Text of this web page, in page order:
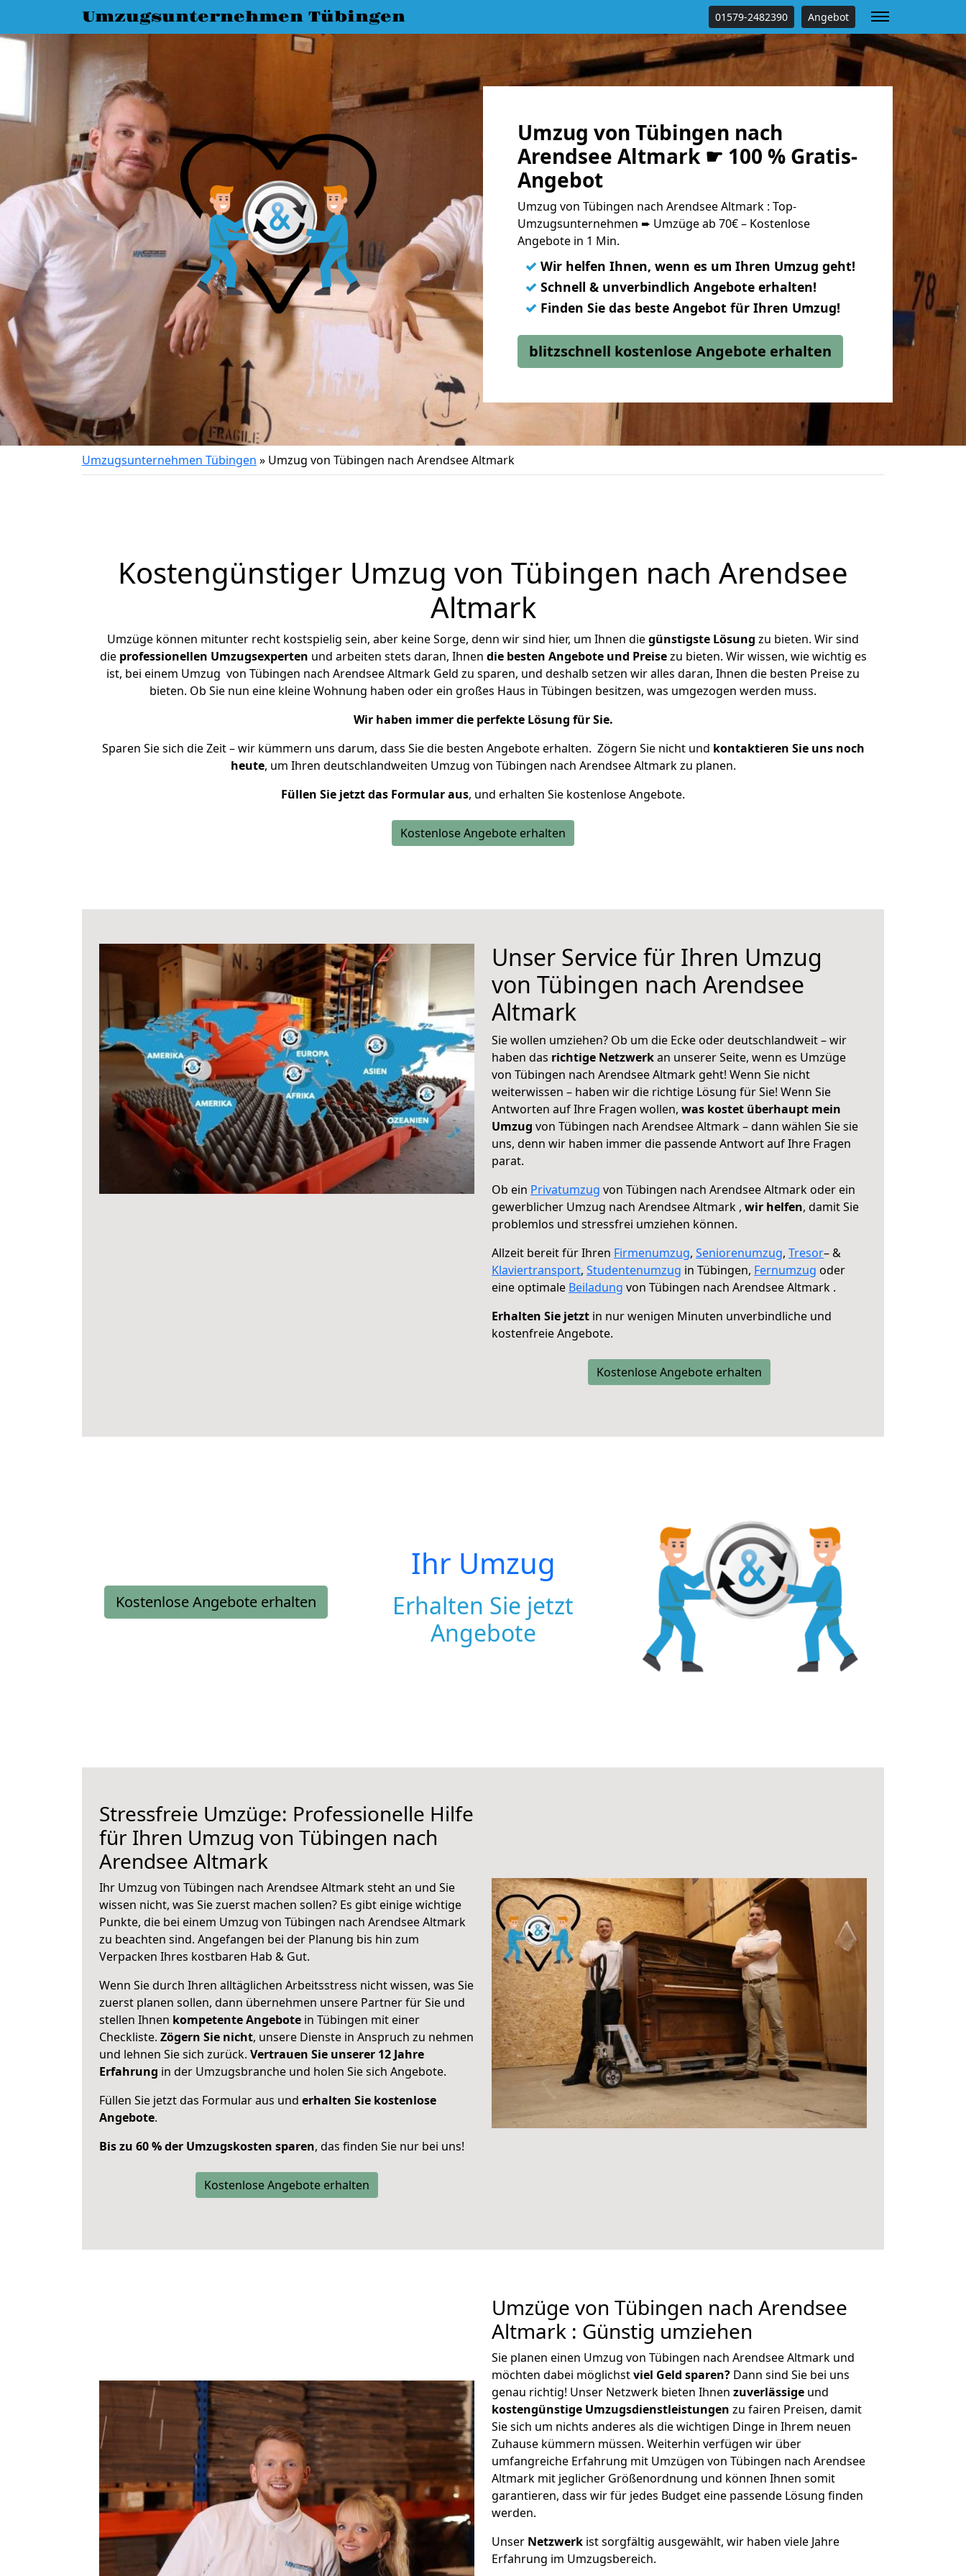
Umzugsunternehmen Tübingen 01579-2482390 Angebot
Umzug von Tübingen nach
Arendsee Altmark ☛ 100 % Gratis-
Angebot
Umzug von Tübingen nach Arendsee Altmark : Top-
Umzugsunternehmen ➨ Umzüge ab 70€ – Kostenlose
Angebote in 1 Min.
✓ Wir helfen Ihnen, wenn es um Ihren Umzug geht!
✓ Schnell & unverbindlich Angebote erhalten!
✓ Finden Sie das beste Angebot für Ihren Umzug!
blitzschnell kostenlose Angebote erhalten
Umzugsunternehmen Tübingen » Umzug von Tübingen nach Arendsee Altmark
Kostengünstiger Umzug von Tübingen nach Arendsee
Altmark
Umzüge können mitunter recht kostspielig sein, aber keine Sorge, denn wir sind hier, um Ihnen diegünstigste Lösung zu bieten. Wir sind
die professionellen Umzugsexperten und arbeiten stets daran, Ihnen die besten Angebote und Preisezu bieten. Wir wissen, wie wichtig es
ist, bei einem Umzug von Tübingen nach Arendsee Altmark Geld zu sparen, und deshalb setzen wir alles daran, Ihnen die besten Preise zu
bieten. Ob Sie nun eine kleine Wohnung haben oder ein großes Haus in Tübingen besitzen, was umgezogen werden muss.
Wir haben immer die perfekte Lösung für Sie.
Sparen Sie sich die Zeit – wir kümmern uns darum, dass Sie die besten Angebote erhalten. Zögern Sie nicht und kontaktieren Sie uns noch
heute, um Ihren deutschlandweiten Umzug von Tübingen nach Arendsee Altmark zu planen.
Füllen Sie jetzt das Formular aus, und erhalten Sie kostenlose Angebote.
Kostenlose Angebote erhalten
Unser Service für Ihren Umzug
von Tübingen nach Arendsee
Altmark
Sie wollen umziehen? Ob um die Ecke oder deutschlandweit – wir
haben das richtige Netzwerkan unserer Seite, wenn es Umzüge
von Tübingen nach Arendsee Altmark geht! Wenn Sie nicht
weiterwissen – haben wir die richtige Lösung für Sie! Wenn Sie
Antworten auf Ihre Fragen wollen, was kostet überhaupt mein
Umzug von Tübingen nach Arendsee Altmark – dann wählen Sie sie
uns, denn wir haben immer die passende Antwort auf Ihre Fragen
parat.
Ob ein Privatumzug von Tübingen nach Arendsee Altmark oder ein
gewerblicher Umzug nach Arendsee Altmark , wir helfen, damit Sie
problemlos und stressfrei umziehen können.
Allzeit bereit für Ihren Firmenumzug, Seniorenumzug, Tresor– &
Klaviertransport, Studentenumzug in Tübingen, Fernumzug oder
eine optimale Beiladung von Tübingen nach Arendsee Altmark .
Erhalten Sie jetzt in nur wenigen Minuten unverbindliche und
kostenfreie Angebote.
Kostenlose Angebote erhalten
Kostenlose Angebote erhalten
Ihr Umzug
Erhalten Sie jetzt
Angebote
Stressfreie Umzüge: Professionelle Hilfe
für Ihren Umzug von Tübingen nach
Arendsee Altmark
Ihr Umzug von Tübingen nach Arendsee Altmark steht an und Sie
wissen nicht, was Sie zuerst machen sollen? Es gibt einige wichtige
Punkte, die bei einem Umzug von Tübingen nach Arendsee Altmark
zu beachten sind. Angefangen bei der Planung bis hin zum
Verpacken Ihres kostbaren Hab & Gut.
Wenn Sie durch Ihren alltäglichen Arbeitsstress nicht wissen, was Sie
zuerst planen sollen, dann übernehmen unsere Partner für Sie und
stellen Ihnen kompetente Angebote in Tübingen mit einer
Checkliste. Zögern Sie nicht, unsere Dienste in Anspruch zu nehmen
und lehnen Sie sich zurück. Vertrauen Sie unserer 12 Jahre
Erfahrung in der Umzugsbranche und holen Sie sich Angebote.
Füllen Sie jetzt das Formular aus und erhalten Sie kostenlose
Angebote.
Bis zu 60 % der Umzugskosten sparen, das finden Sie nur bei uns!
Kostenlose Angebote erhalten
Umzüge von Tübingen nach Arendsee
Altmark : Günstig umziehen
Sie planen einen Umzug von Tübingen nach Arendsee Altmark und
möchten dabei möglichstviel Geld sparen? Dann sind Sie bei uns
genau richtig! Unser Netzwerk bieten Ihnen zuverlässige und
kostengünstige Umzugsdienstleistungen zu fairen Preisen, damit
Sie sich um nichts anderes als die wichtigen Dinge in Ihrem neuen
Zuhause kümmern müssen. Weiterhin verfügen wir über
umfangreiche Erfahrung mit Umzügen von Tübingen nach Arendsee
Altmark mit jeglicher Größenordnung und können Ihnen somit
garantieren, dass wir für jedes Budget eine passende Lösung finden
werden.
Unser Netzwerk ist sorgfältig ausgewählt, wir haben viele Jahre
Erfahrung im Umzugsbereich.